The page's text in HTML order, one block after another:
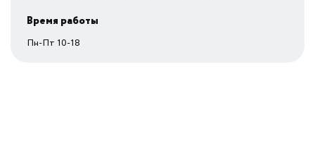
Время работы
Пн-Пт 10-18